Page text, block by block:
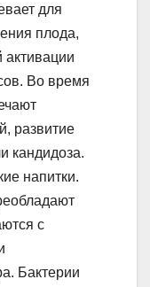
для
плода,
активации
Во время
развитие
кандидоза.
напитки.
с
Бактерии